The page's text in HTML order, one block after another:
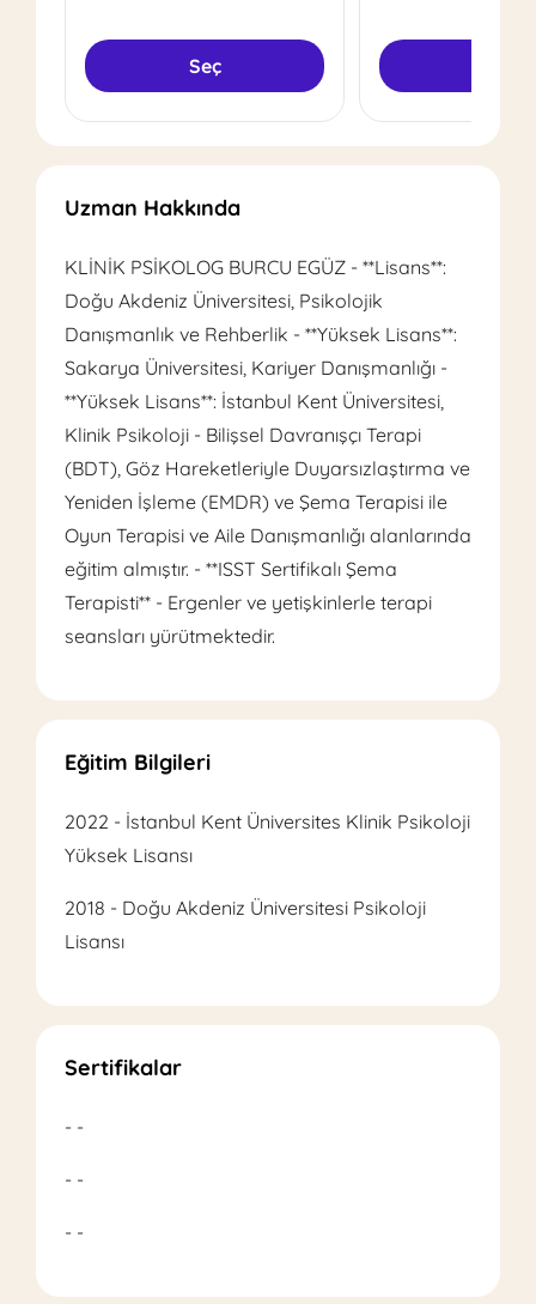
Seç
Uzman Hakkında
KLİNİK PSİKOLOG BURCU EGÜZ - **Lisans**:
Doğu Akdeniz Üniversitesi, Psikolojik
Danışmanlık ve Rehberlik - **Yüksek Lisans**:
Sakarya Üniversitesi, Kariyer Danışmanlığı -
**Yüksek Lisans**: İstanbul Kent Üniversitesi,
Klinik Psikoloji - Bilişsel Davranışçı Terapi
(BDT), Göz Hareketleriyle Duyarsızlaştırma ve
Yeniden İşleme (EMDR) ve Şema Terapisi ile
Oyun Terapisi ve Aile Danışmanlığı alanlarında
eğitim almıştır. - **ISST Sertifikalı Şema
Terapisti** - Ergenler ve yetişkinlerle terapi
seansları yürütmektedir.
Eğitim Bilgileri
2022 - İstanbul Kent Üniversites Klinik Psikoloji
Yüksek Lisansı
2018 - Doğu Akdeniz Üniversitesi Psikoloji
Lisansı
Sertifikalar
- -
- -
- -